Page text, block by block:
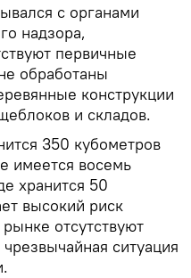
с органами
надзора,
первичные
обработаны
конструкции
и складов.
350 кубометров
имеется восемь
хранится 50
высокий риск
отсутствуют
ситуация